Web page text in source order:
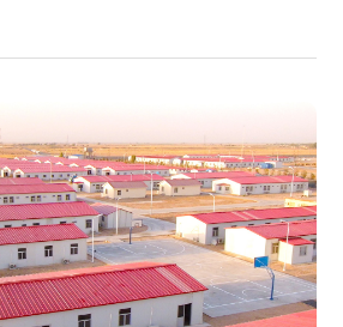
舍、办公室，还是商业展览、体
绍一些知名的定做活动房厂家，
的选择。